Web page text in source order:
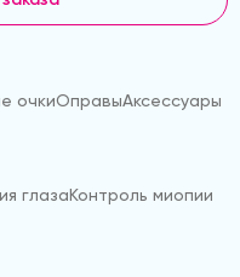
очкиОправыАксессуары
глазаКонтроль миопии